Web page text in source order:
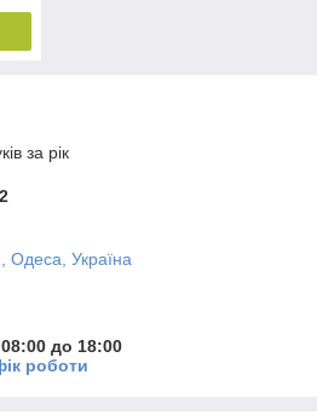
за рік
Одеса, Україна
до 18:00
роботи